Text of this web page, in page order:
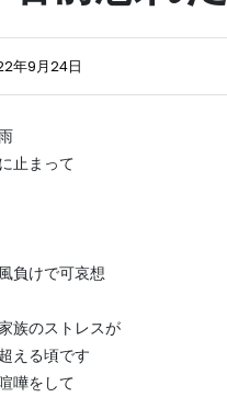
年9月24日
止まって
負けで可哀想
族のストレスが
える頃です
嘩をして